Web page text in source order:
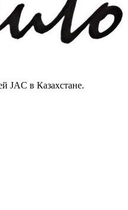
JAC в Казахстане.